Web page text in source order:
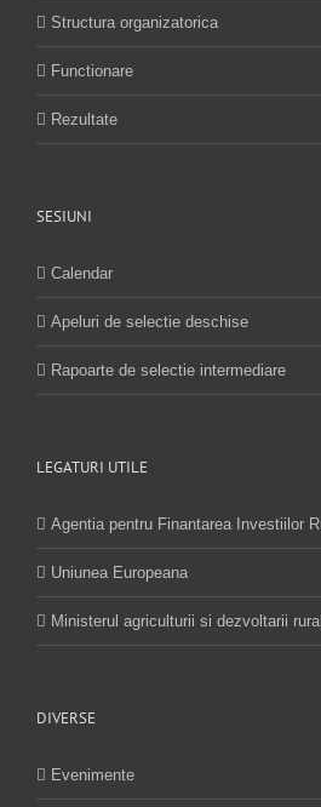
Structura organizatorica
Functionare
Rezultate
SESIUNI
Calendar
Apeluri de selectie deschise
Rapoarte de selectie intermediare
LEGATURI UTILE
Agentia pentru Finantarea Investiilor
Uniunea Europeana
Ministerul agriculturii si dezvoltarii
DIVERSE
Evenimente